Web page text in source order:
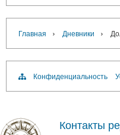
Главная › Дневники ›
Конфиденциальность
Контакты